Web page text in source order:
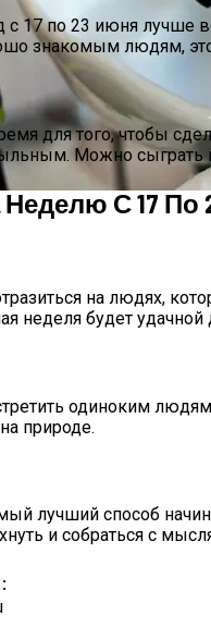
Календарь
с 17 по 23 июня лучше
знакомым людям,
для того, чтобы
Можно сыграть
С 17 По
на людях,
неделя будет
одиноким
природе.
лучший способ
и собраться с